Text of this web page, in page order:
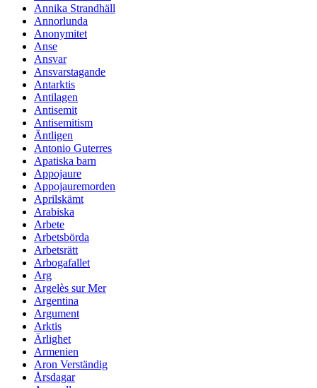
Annika Strandhäll
Annorlunda
Anonymitet
Anse
Ansvar
Ansvarstagande
Antarktis
Antilagen
Antisemit
Antisemitism
Äntligen
Antonio Guterres
Apatiska barn
Appojaure
Appojauremorden
Aprilskämt
Arabiska
Arbete
Arbetsbörda
Arbetsrätt
Arbogafallet
Arg
Argelès sur Mer
Argentina
Argument
Arktis
Ärlighet
Armenien
Aron Verständig
Årsdagar